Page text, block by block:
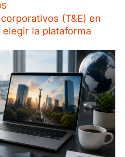
(T&E) en
la plataforma